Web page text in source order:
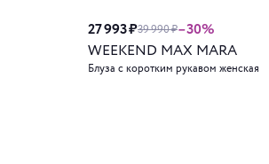
27 993 ₽39 990 ₽–30%
WEEKEND MAX MARA
Блуза с коротким рукавом женская